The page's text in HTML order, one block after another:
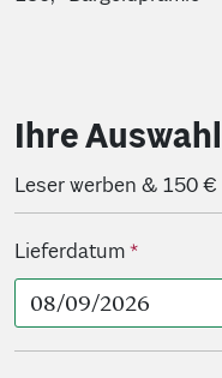
Ihre Auswahl
Leser werben & 150
Lieferdatum